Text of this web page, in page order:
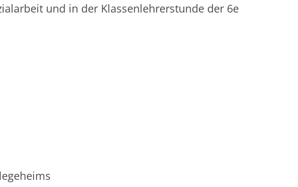
und in der Klassenlehrerstunde der 6e